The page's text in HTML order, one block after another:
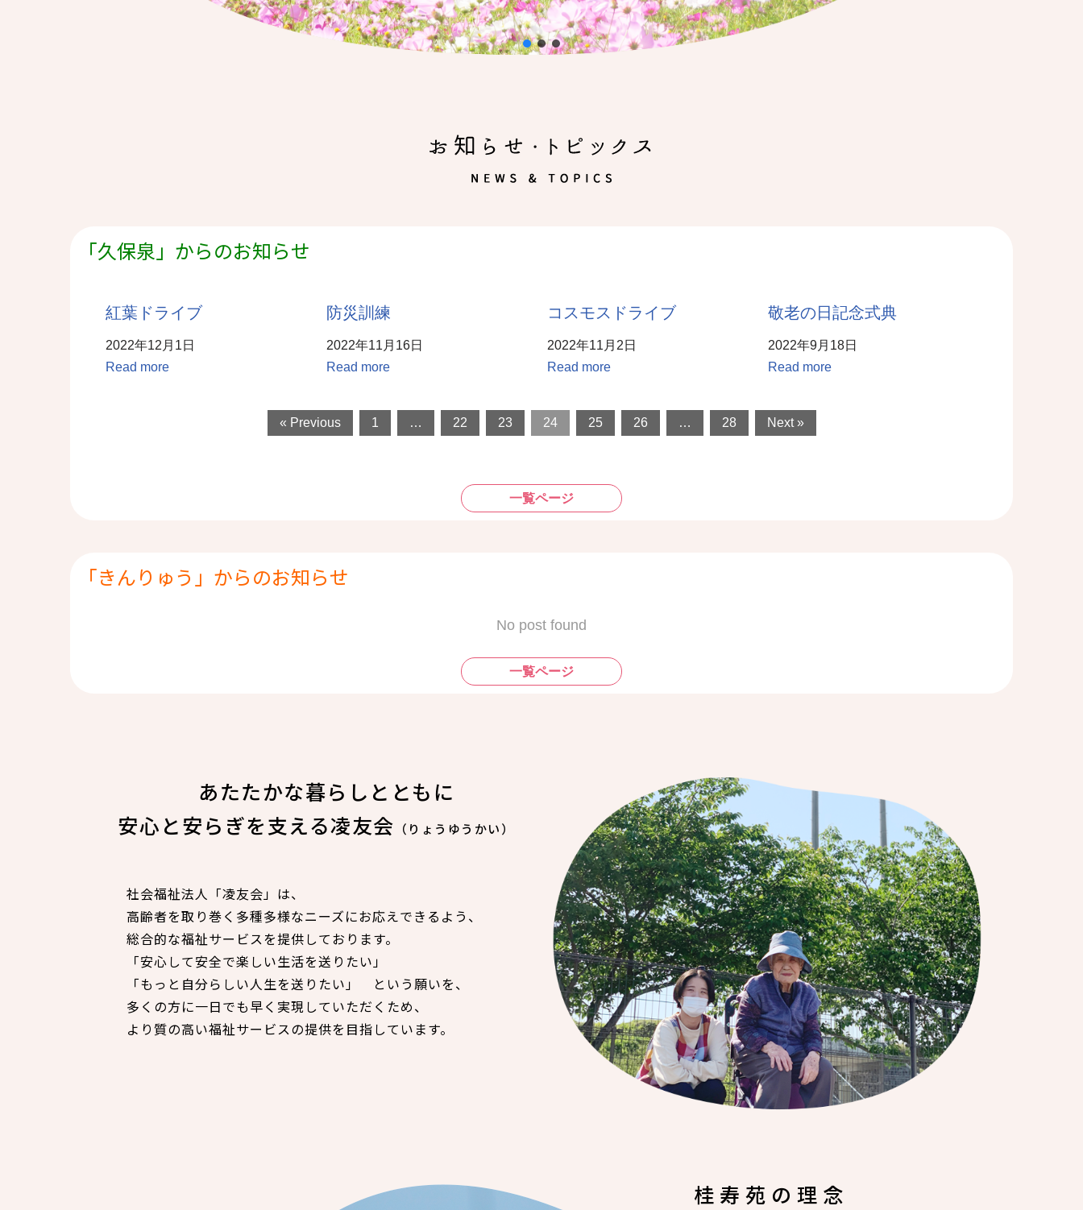
「久保泉」からのお知らせ
紅葉ドライブ
2022年12月1日
Read more
防災訓練
2022年11月16日
Read more
コスモスドライブ
2022年11月2日
Read more
敬老の日記念式典
2022年9月18日
Read more
« Previous 1 … 22 23 24 25 26 … 28 Next »
一覧ページ
「きんりゅう」からのお知らせ
No post found
一覧ページ
あたたかな暮らしとともに
安心と安らぎを支える凌友会 （りょうゆうかい）
社会福祉法人「凌友会」は、
高齢者を取り巻く多種多様なニーズにお応えできるよう、
総合的な福祉サービスを提供しております。
「安心して安全で楽しい生活を送りたい」
「もっと自分らしい人生を送りたい」 という願いを、
多くの方に一日でも早く実現していただくため、
より質の高い福祉サービスの提供を目指しています。
桂寿苑の理念